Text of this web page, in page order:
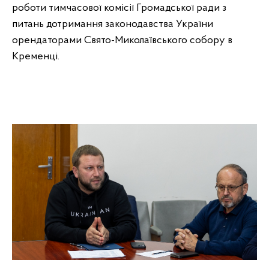
роботи тимчасової комісії Громадської ради з
питань дотримання законодавства України
орендаторами Свято-Миколаївського собору в
Кременці.